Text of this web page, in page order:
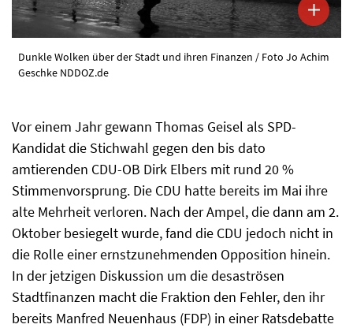
Dunkle Wolken über der Stadt und ihren Finanzen / Foto Jo Achim
Geschke NDDOZ.de
Vor einem Jahr gewann Thomas Geisel als SPD-
Kandidat die Stichwahl gegen den bis dato
amtierenden CDU-OB Dirk Elbers mit rund 20 %
Stimmenvorsprung. Die CDU hatte bereits im Mai ihre
alte Mehrheit verloren. Nach der Ampel, die dann am 2.
Oktober besiegelt wurde, fand die CDU jedoch nicht in
die Rolle einer ernstzunehmenden Opposition hinein.
In der jetzigen Diskussion um die desaströsen
Stadtfinanzen macht die Fraktion den Fehler, den ihr
bereits Manfred Neuenhaus (FDP) in einer Ratsdebatte